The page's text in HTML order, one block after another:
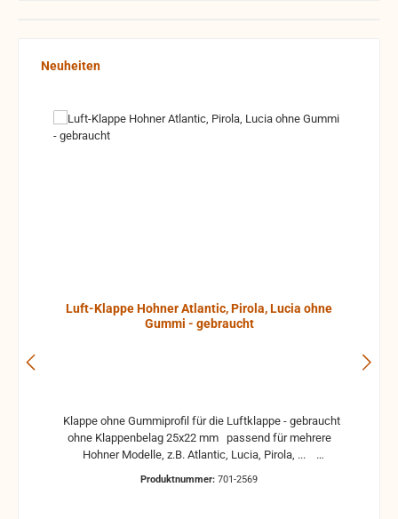
Produktgalerie überspringen
Neuheiten
Luft-Klappe Hohner Atlantic, Pirola, Lucia ohne
Gummi - gebraucht
ohne Klappenbelag 25x22 mm passend für mehrere
Hohner Modelle, z.B. Atlantic, Lucia, Pirola, ...
Produktnummer: 701-2569